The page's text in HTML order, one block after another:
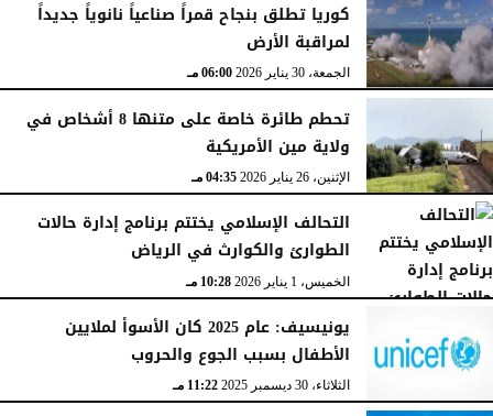
كوريا تطلق بنجاح قمراً صناعياً نانوياً جديداً
لمراقبة الأرض
الجمعة، 30 يناير 2026 06:00 مـ
تحطم طائرة خاصة على متنها 8 أشخاص في
ولاية مين الأمريكية
الإثنين، 26 يناير 2026 04:35 مـ
التحالف الإسلامي يختتم برنامج إدارة حالات
الطوارئ والكوارث في الرياض
الخميس، 1 يناير 2026 10:28 مـ
يونيسيف: عام 2025 كان الأسوأ لملايين
الأطفال بسبب الجوع والحروب
الثلاثاء، 30 ديسمبر 2025 11:22 مـ